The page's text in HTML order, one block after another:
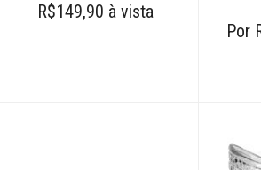
R$149,90 à vista
Por